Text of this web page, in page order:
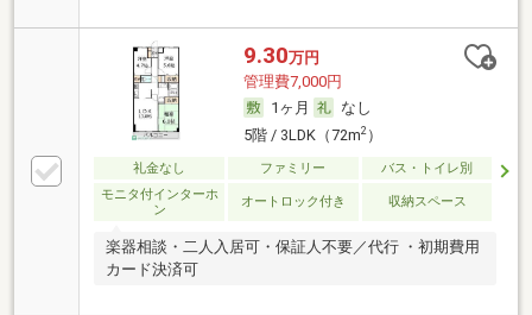
9.30万円
管理費7,000円
1ヶ月
なし
5階 / 3LDK（72m2）
礼金なし ファミリー
バス・トイレ別
モニタ付インターホ
ン
オートロック付き 収納スペース
楽器相談・二人入居可・保証人不要／代行 ・初期費用
カード決済可